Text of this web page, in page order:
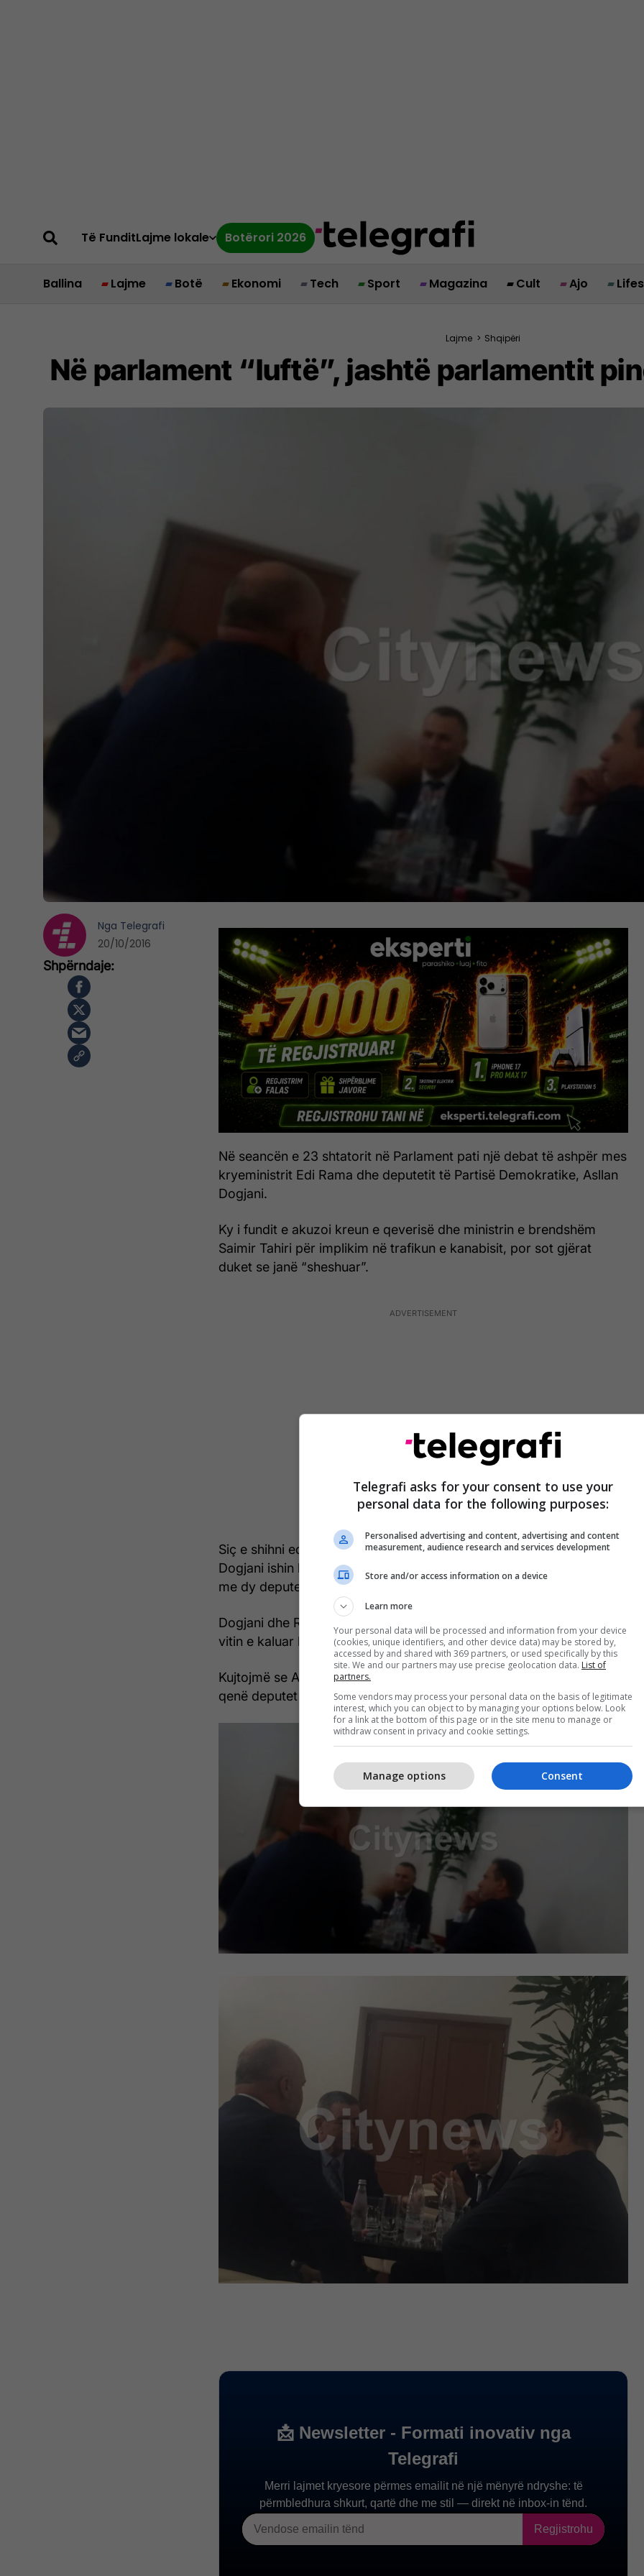
Të FunditLajme lokale Botërori 2026
Ballina Lajme Botë Ekonomi Tech Sport Magazina Cult Ajo
Lajme > Shqipëri
Në parlament “luftë”, jashtë parlamentit
Në seancën e 23 shtatorit në Parlament pati një debat të ashpër mes
kryeministrit Edi Rama dhe deputetit të Partisë Demokratike, Asllan
Dogjani.
Ky i fundit e akuzoi kreun e qeverisë dhe ministrin e brendshëm
Saimir Tahiri për implikim në trafikun e kanabisit, por sot gjërat
duket se janë “sheshuar”.
Siç e shihni edhe në fotot ekskluzive që sjell Citynews, Rama dhe
Dogjani ishin bashkë sot, në një tavolinë, në barin e Kuvendit, bashkë
me dy deputetë të tjerë të PD-së, Luçiano Boçin dhe Bedri Mihajn.
Dogjani dhe Rama janë përplasur disa herë në parlament, sidomos
vitin e kaluar kur nisi eksodi masiv i azilkërkuesve drejt Gjermanisë.
Kujtojmë se Asllan Dogjani, para se të bëhej deputet i PD-së, ka
qenë deputet i Partisë Socialiste. /Tema/
Nga Telegrafi
20/10/2016
Telegrafi asks for your consent to use your
personal data for the following purposes:
Personalised advertising and content, advertising and content
measurement, audience research and services development
Store and/or access information on a device
Learn more
Your personal data will be processed and information from your device
(cookies, unique identifiers, and other device data) may be stored by,
accessed by and shared with 369 partners, or used specifically by this
site. We and our partners may use precise geolocation data. List of
partners.
Some vendors may process your personal data on the basis of legitimate
interest, which you can object to by managing your options below. Look
for a link at the bottom of this page or in the site menu to manage or
withdraw consent in privacy and cookie settings.
Consent
Manage options